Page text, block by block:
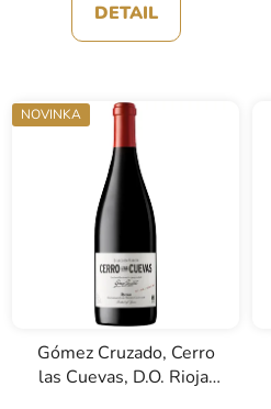
DETAIL
NOVINKA
Gómez Cruzado, Cerro
las Cuevas, D.O. Rioja,